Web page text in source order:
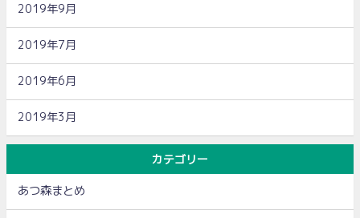
2019年9月
2019年7月
2019年6月
2019年3月
カテゴリー
あつ森まとめ